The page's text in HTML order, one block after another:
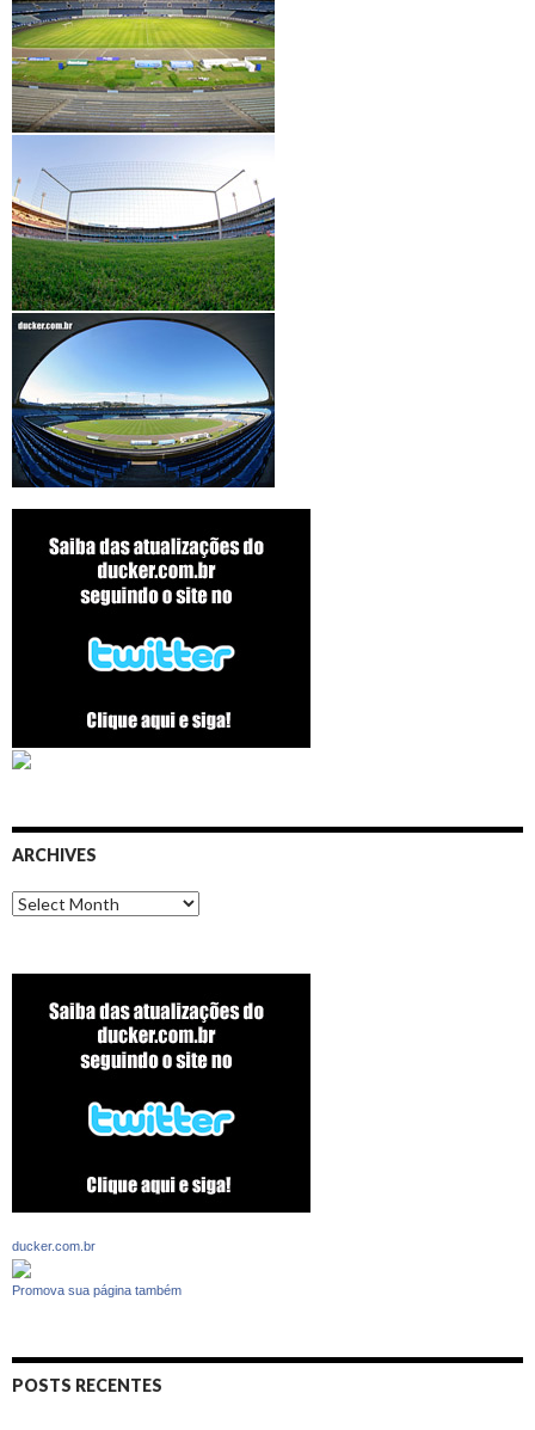
ARCHIVES
Archives
ducker.com.br
Promova sua página também
POSTS RECENTES